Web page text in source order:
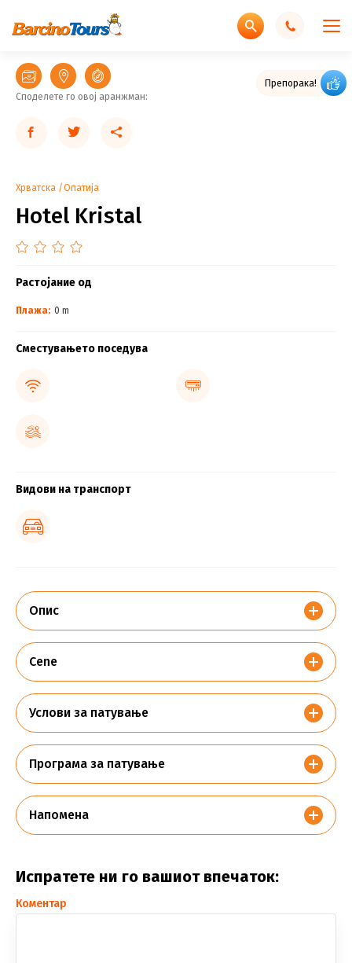
Препорака!
Споделете го овој аранжман:
Хрватска Опатија
Hotel Kristal
Растојание од
Плажа: 0 m
Сместувањето поседува
Видови на транспорт
Опис
Cene
Услови за патување
Програма за патување
Напомена
Испратете ни го вашиот впечаток:
Коментар